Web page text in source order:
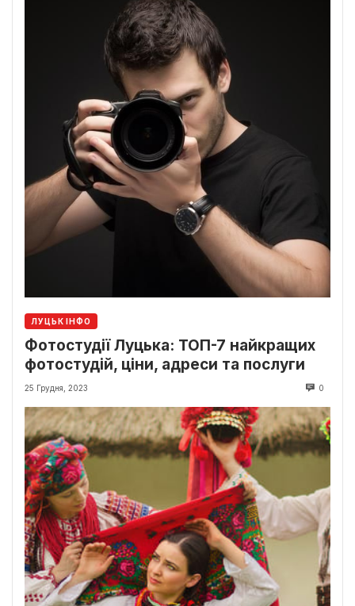
ЛУЦЬК ІНФО
Фотостудії Луцька: ТОП-7 найкращих
фотостудій, ціни, адреси та послуги
25 Грудня, 2023 0